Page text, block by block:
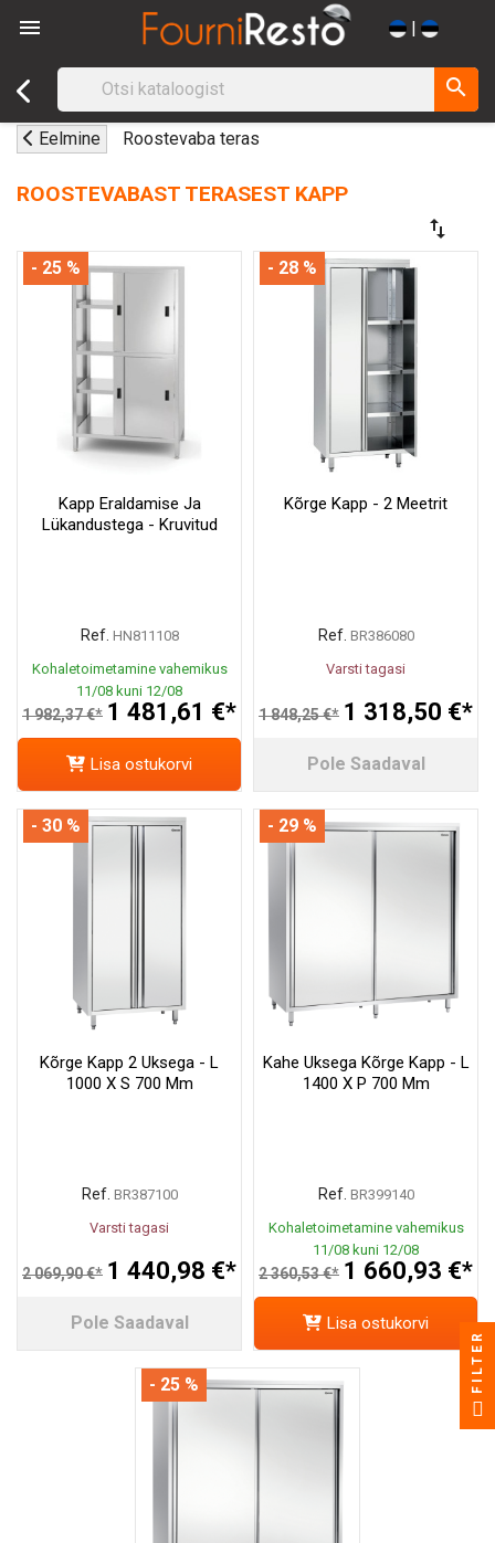
 |
search
Eelmine Roostevaba teras
ROOSTEVABAST TERASEST KAPP
swap_vert
Kapp Eraldamise Ja
Lükandustega - Kruvitud
Ref. HN811108
Kohaletoimetamine vahemikus
11/08 kuni 12/08
1 982,37 €* 1 481,61 €*
- 25 %
Lisa ostukorvi
Kõrge Kapp - 2 Meetrit
Ref. BR386080
Varsti tagasi
1 848,25 €* 1 318,50 €*
- 28 %
Pole Saadaval
Kõrge Kapp 2 Uksega - L
1000 X S 700 Mm
Ref. BR387100
Varsti tagasi
2 069,90 €* 1 440,98 €*
- 30 %
Pole Saadaval
Kahe Uksega Kõrge Kapp - L
1400 X P 700 Mm
Ref. BR399140
Kohaletoimetamine vahemikus
11/08 kuni 12/08
2 360,53 €* 1 660,93 €*
- 29 %
Lisa ostukorvi
- 25 % FILTER